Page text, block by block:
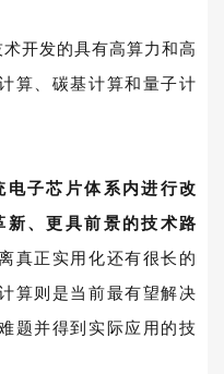
术开发的具有高算力和高
算、碳基计算和量子计
子芯片体系内进行改
、更具前景的技术路
真正实用化还有很长的
算则是当前最有望解决
题并得到实际应用的技